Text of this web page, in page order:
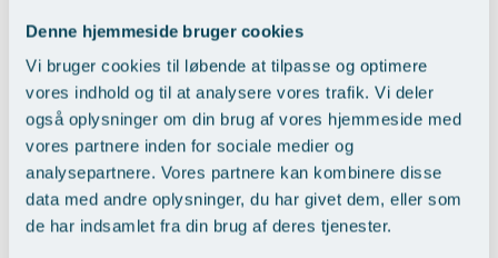
Denne hjemmeside bruger cookies
Vi bruger cookies til løbende at tilpasse og optimere
vores indhold og til at analysere vores trafik. Vi deler
også oplysninger om din brug af vores hjemmeside med
vores partnere inden for sociale medier og
analysepartnere. Vores partnere kan kombinere disse
data med andre oplysninger, du har givet dem, eller som
de har indsamlet fra din brug af deres tjenester.
BFO med fedttransplantation
Vis behandlingseksempler>